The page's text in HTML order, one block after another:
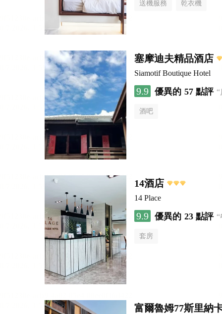
送機服務 乾衣機
塞摩迪夫精品酒店
Siamotif Boutique Hotel
9.9 優異的 57 點評
酒吧
14酒店
14 Place
9.9 優異的 23 點評
套房
富爾魯姆77斯里納